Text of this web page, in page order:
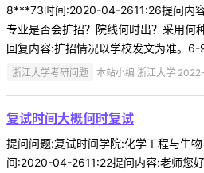
8***73时间:2020-04-2611:26提问内
专业是否会扩招？院线何时出？采用何
回复内容:扩招情况以学校发文为准。
浙江大学考研问题 本站小编 浙江大学
复试时间大概何时复试
提问问题:复试时间学院:化学工程与生
间:2020-04-2611:22提问内容:老师您